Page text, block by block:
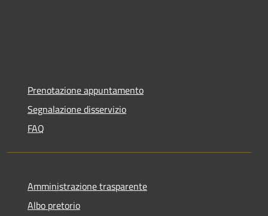
Prenotazione appuntamento
Segnalazione disservizio
FAQ
Amministrazione trasparente
Albo pretorio